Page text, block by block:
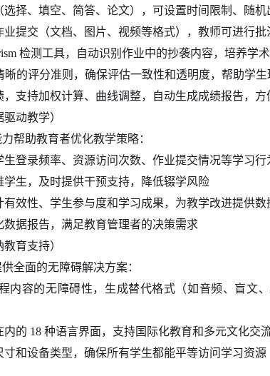
择、填空、简答、论文），可设置时间限制、随
提交（文档、图片、视频等格式），教师可进行
检测工具，自动识别作业中的抄袭内容，培养学
晰的评分准则，确保评估一致性和透明度，帮助学
支持加权计算、曲线调整，自动生成成绩报告，
动教学）
帮助教育者优化教学策略：
登录频率、资源访问次数、作业提交情况等学习行
生，及时提供干预支持，降低辍学风险
效性、学生参与度和学习成果，为教学改进提供数
据报告，满足教育管理者的决策需求
育支持）
全面的无障碍解决方案：
内容的无障碍性，生成替代格式（如音频、盲文
的 18 种语言界面，支持国际化教育和多元文化交
和设备类型，确保所有学生都能平等访问学习资源